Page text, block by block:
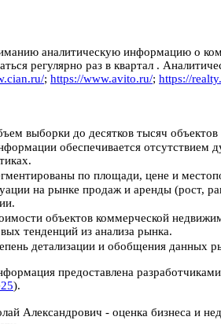
аналитическую информацию о
регулярно раз в квартал .
; https://www.avito.ru/; https://
выборки до десятков тысяч
обеспечивается отсутствием
по площади, цене и
на рынке продаж и аренды (рост,
объектов коммерческой
тенденций из анализа рынка.
детализации и обобщения данных
предоставлена
).
Александрович - оценка бизнеса и